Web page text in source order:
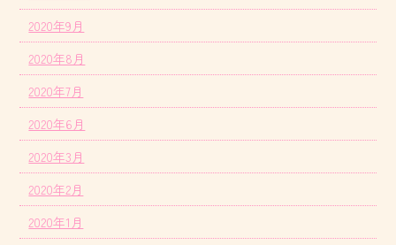
2020年9月
2020年8月
2020年7月
2020年6月
2020年3月
2020年2月
2020年1月